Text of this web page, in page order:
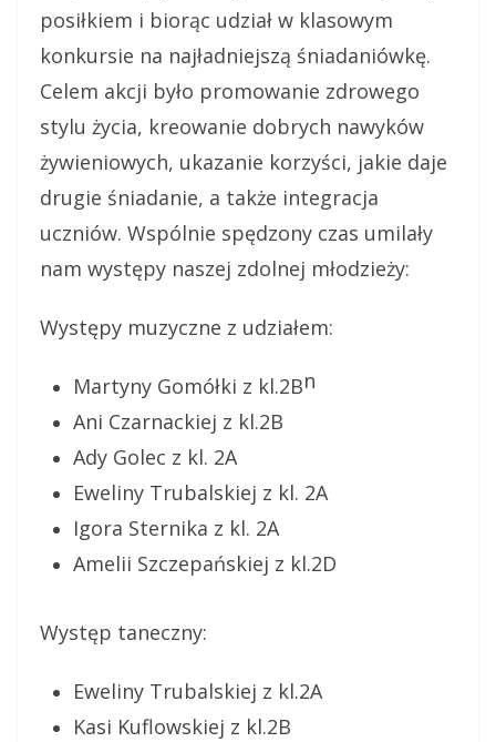
posiłkiem i biorąc udział w klasowym
konkursie na najładniejszą śniadaniówkę.
Celem akcji było promowanie zdrowego
stylu życia, kreowanie dobrych nawyków
żywieniowych, ukazanie korzyści, jakie daje
drugie śniadanie, a także integracja
uczniów. Wspólnie spędzony czas umilały
nam występy naszej zdolnej młodzieży:
Występy muzyczne z udziałem:
Martyny Gomółki z kl.2Bn
Ani Czarnackiej z kl.2B
Ady Golec z kl. 2A
Eweliny Trubalskiej z kl. 2A
Igora Sternika z kl. 2A
Amelii Szczepańskiej z kl.2D
Występ taneczny:
Eweliny Trubalskiej z kl.2A
Kasi Kuflowskiej z kl.2B